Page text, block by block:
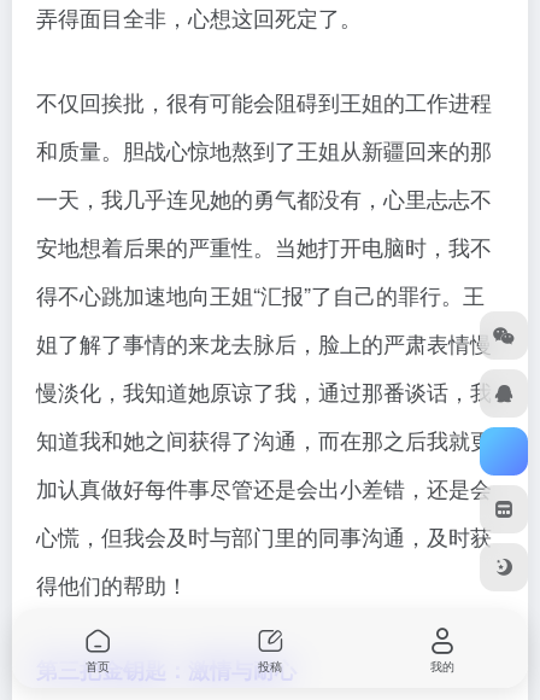
弄得面目全非，心想这回死定了。
不仅回挨批，很有可能会阻碍到王姐的工作进程
和质量。胆战心惊地熬到了王姐从新疆回来的那
一天，我几乎连见她的勇气都没有，心里忐忐不
安地想着后果的严重性。当她打开电脑时，我不
得不心跳加速地向王姐“汇报”了自己的罪行。王
姐了解了事情的来龙去脉后，脸上的严肃表情慢
慢淡化，我知道她原谅了我，通过那番谈话，我
知道我和她之间获得了沟通，而在那之后我就更
加认真做好每件事尽管还是会出小差错，还是会
心慌，但我会及时与部门里的同事沟通，及时获
得他们的帮助！
第三把金钥匙：激情与耐心
首页 投稿 我的